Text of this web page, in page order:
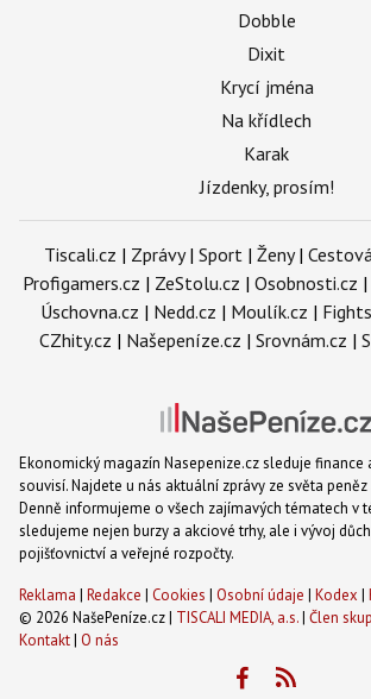
Dobble
Dixit
Krycí jména
Na křídlech
Karak
Jízdenky, prosím!
Tiscali.cz | Zprávy| Sport | Ženy|
Profigamers.cz | ZeStolu.cz | Osobnosti.cz |
Úschovna.cz | Nedd.cz | Moulík.cz |
CZhity.cz | Našepeníze.cz | Srovnám.cz |
Ekonomický magazín Nasepenize.cz sleduje finance
souvisí. Najdete u nás aktuální zprávy ze světa
Denně informujeme o všech zajímavých tématech v
sledujeme nejen burzy a akciové trhy, ale i vývoj
pojišťovnictví a veřejné rozpočty.
Reklama | Redakce | Cookies | Osobní údaje | Kodex |
© 2026 NašePeníze.cz | TISCALI MEDIA, a.s.| Člen
Kontakt| O nás